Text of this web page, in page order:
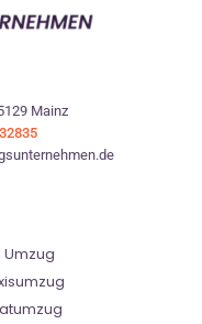
Mainz
Umzug